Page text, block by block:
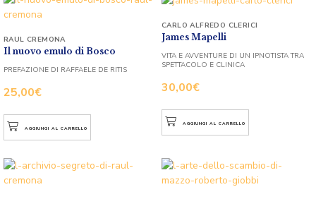
Il nuovo emulo di Bosco
25,00€
RAUL CREMONA
PREFAZIONE DI RAFFAELE DE RITIS
AGGIUNGI AL CARRELLO
James Mapelli
30,00€
CARLO ALFREDO CLERICI
VITA E AVVENTURE DI UN IPNOTISTA TRA
SPETTACOLO E CLINICA
AGGIUNGI AL CARRELLO